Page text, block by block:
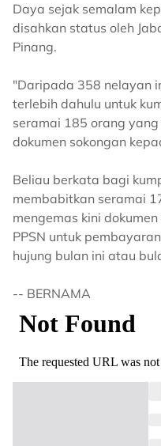
Daya sejak semalam
disahkan status oleh
Pinang.
"Daripada 358 nelayan
terlebih dahulu untuk
seramai 185 orang
dokumen sokongan
Beliau berkata bagi
membabitkan seramai
mengemas kini
PPSN untuk
hujung bulan ini atau
-- BERNAMA